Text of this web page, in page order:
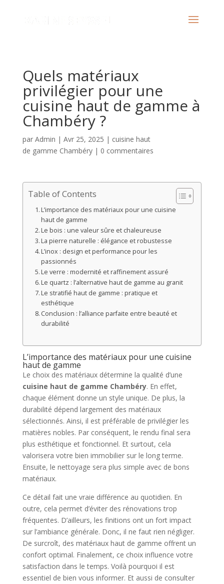
Quels matériaux
privilégier pour une
cuisine haut de gamme à
Chambéry ?
par Admin | Avr 25, 2025 | cuisine haut
de gamme Chambéry| 0 commentaires
Table of Contents
L’importance des matériaux pour une cuisine
haut de gamme
Le bois : une valeur sûre et chaleureuse
La pierre naturelle : élégance et robustesse
L’inox : design et performance pour les
passionnés
Le verre : modernité et raffinement assuré
Le quartz : l’alternative haut de gamme au granit
Le stratifié haut de gamme : pratique et
esthétique
Conclusion : l’alliance parfaite entre beauté et
durabilité
L’importance des matériaux pour une cuisine
haut de gamme
Le choix des matériaux détermine la qualité d’une
cuisine haut de gamme Chambéry. En effet,
chaque élément donne un style unique. De plus, la
durabilité dépend largement des matériaux
sélectionnés. Ainsi, il est préférable de privilégier les
matières nobles. Par conséquent, le rendu final sera
plus esthétique et fonctionnel. Et surtout, cela
valorisera votre bien immobilier sur le long terme.
Ensuite, le nettoyage sera plus simple avec de bons
matériaux.
Ce détail fait une vraie différence au quotidien. En
outre, cela permet d’éviter des rénovations trop
fréquentes. D’ailleurs, les finitions ont un fort impact
sur l’ambiance générale. Donc, il ne faut rien négliger.
De surcroît, des matériaux haut de gamme offrent un
confort optimal. Finalement, ce choix influence votre
satisfaction dans le temps. Voilà pourquoi il est
essentiel de bien vous informer. Et aussi de consulter